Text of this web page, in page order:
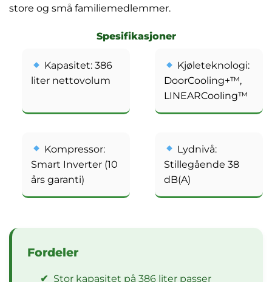
store og små familiemedlemmer.
Spesifikasjoner
Kapasitet: 386
liter nettovolum
Kjøleteknologi:
DoorCooling+™,
LINEARCooling™
Kompressor:
Smart Inverter (10
års garanti)
Lydnivå:
Stillegående 38
dB(A)
Fordeler
✔ Stor kapasitet på 386 liter passer